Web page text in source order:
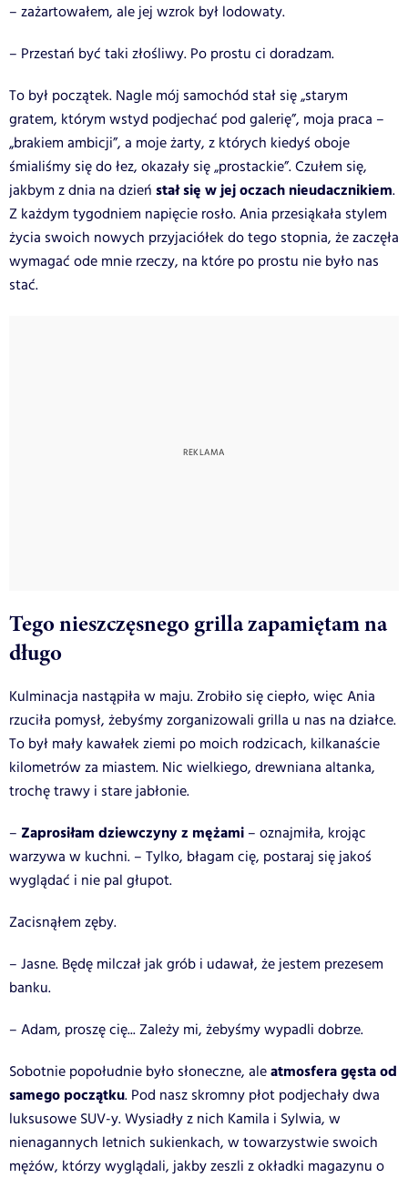
– zażartowałem, ale jej wzrok był lodowaty.
– Przestań być taki złośliwy. Po prostu ci doradzam.
To był początek. Nagle mój samochód stał się „starym
gratem, którym wstyd podjechać pod galerię”, moja praca –
„brakiem ambicji”, a moje żarty, z których kiedyś oboje
śmialiśmy się do łez, okazały się „prostackie”. Czułem się,
jakbym z dnia na dzień stał się w jej oczach nieudacznikiem.
Z każdym tygodniem napięcie rosło. Ania przesiąkała stylem
życia swoich nowych przyjaciółek do tego stopnia, że zaczęła
wymagać ode mnie rzeczy, na które po prostu nie było nas
stać.
Tego nieszczęsnego grilla zapamiętam na
długo
Kulminacja nastąpiła w maju. Zrobiło się ciepło, więc Ania
rzuciła pomysł, żebyśmy zorganizowali grilla u nas na działce.
To był mały kawałek ziemi po moich rodzicach, kilkanaście
kilometrów za miastem. Nic wielkiego, drewniana altanka,
trochę trawy i stare jabłonie.
– Zaprosiłam dziewczyny z mężami – oznajmiła, krojąc
warzywa w kuchni. – Tylko, błagam cię, postaraj się jakoś
wyglądać i nie pal głupot.
Zacisnąłem zęby.
– Jasne. Będę milczał jak grób i udawał, że jestem prezesem
banku.
– Adam, proszę cię... Zależy mi, żebyśmy wypadli dobrze.
Sobotnie popołudnie było słoneczne, aleatmosfera gęsta od
samego początku. Pod nasz skromny płot podjechały dwa
luksusowe SUV-y. Wysiadły z nich Kamila i Sylwia, w
nienagannych letnich sukienkach, w towarzystwie swoich
mężów, którzy wyglądali, jakby zeszli z okładki magazynu o